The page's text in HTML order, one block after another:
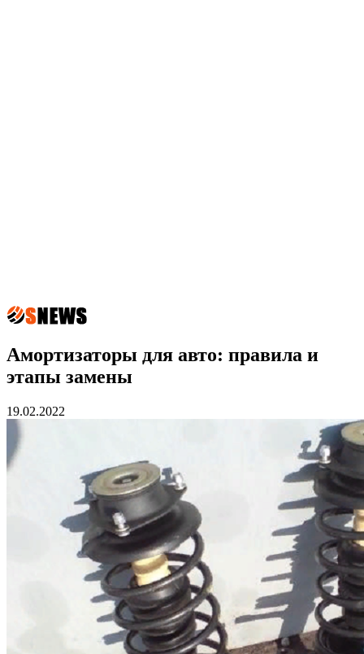
Амортизаторы для авто: правила и
этапы замены
19.02.2022